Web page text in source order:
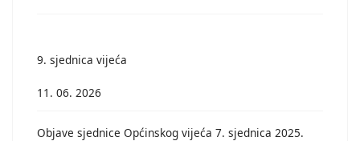
9. sjednica vijeća
11. 06. 2026
Objave sjednice Općinskog vijeća 7. sjednica 2025.